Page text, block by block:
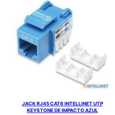
JACK RJ45 CAT6 INTELLINET UTP
KEYSTONE DE IMPACTO AZUL